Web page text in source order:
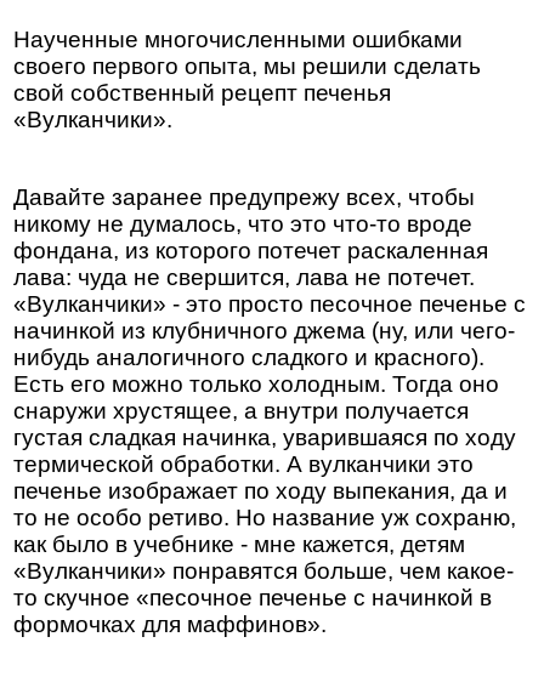
Наученные многочисленными ошибками
своего первого опыта, мы решили сделать
свой собственный рецепт печенья
«Вулканчики».
Давайте заранее предупрежу всех, чтобы
никому не думалось, что это что-то вроде
фондана, из которого потечет раскаленная
лава: чуда не свершится, лава не потечет.
«Вулканчики» - это просто песочное печенье с
начинкой из клубничного джема (ну, или чего-
нибудь аналогичного сладкого и красного).
Есть его можно только холодным. Тогда оно
снаружи хрустящее, а внутри получается
густая сладкая начинка, уварившаяся по ходу
термической обработки. А вулканчики это
печенье изображает по ходу выпекания, да и
то не особо ретиво. Но название уж сохраню,
как было в учебнике - мне кажется, детям
«Вулканчики» понравятся больше, чем какое-
то скучное «песочное печенье с начинкой в
формочках для маффинов».